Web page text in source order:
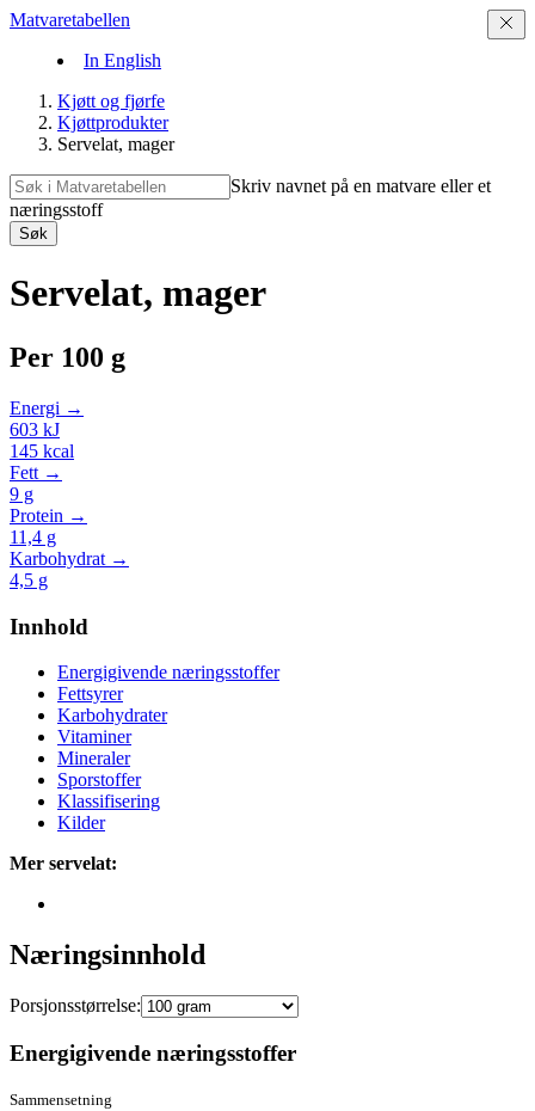
Matvaretabellen
In English
Kjøtt og fjørfe
Kjøttprodukter
Servelat, mager
Skriv navnet på en matvare eller et
næringsstoff
Søk
Servelat, mager
Per 100 g
Energi →
603 kJ
145 kcal
Fett →
9 g
Protein →
11,4 g
Karbohydrat →
4,5 g
Innhold
Energigivende næringsstoffer
Fettsyrer
Karbohydrater
Vitaminer
Mineraler
Sporstoffer
Klassifisering
Kilder
Mer servelat:
Næringsinnhold
Porsjonsstørrelse:
Energigivende næringsstoffer
Sammensetning